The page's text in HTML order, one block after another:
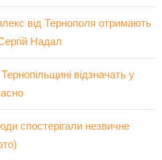
від Тернополя отримають
Надал
відзначать у
спостерігали незвичне